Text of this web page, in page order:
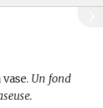
Un fond